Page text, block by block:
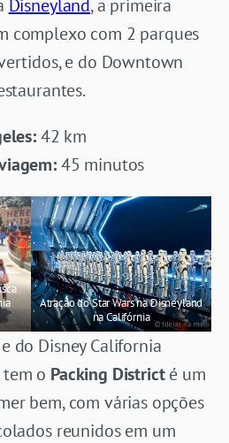
Disneyland, a primeira
complexo com 2 parques
e do Downtown
42 km
45 minutos
Atração do Star Wars na Disneyland
na Califórnia
do Disney California
o Packing Districté um
bem, com várias opções
reunidos em um